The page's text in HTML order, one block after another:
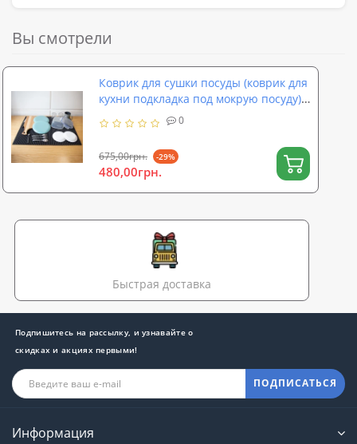
Вы смотрели
Коврик для сушки посуды (коврик для
кухни подкладка под мокрую посуду)
80х60 см OSPORT (R-00056)
0
675,00грн. -29%
480,00грн.
Быстрая доставка
Подпишитесь на рассылку, и узнавайте о
скидках и акциях первыми!
ПОДПИСАТЬСЯ
Информация